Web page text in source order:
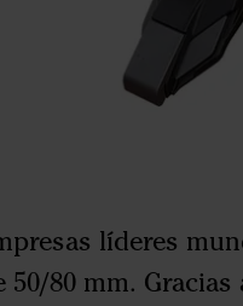
líderes
80 mm.